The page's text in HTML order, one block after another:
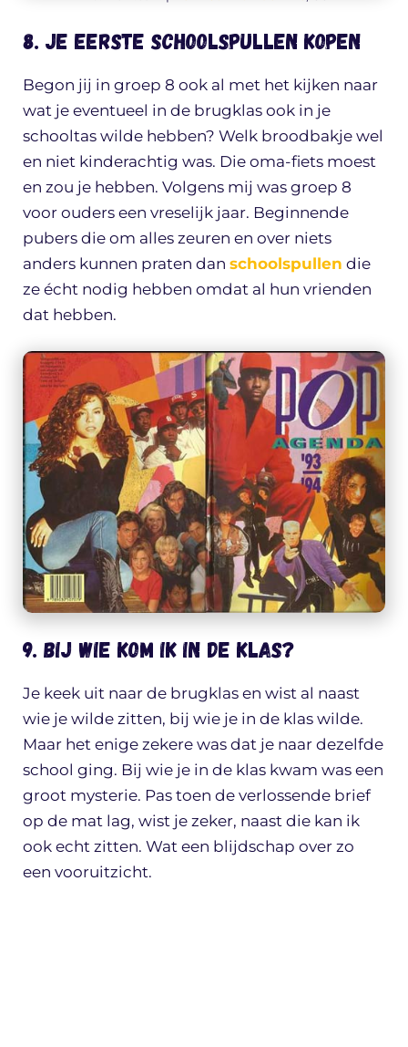
8. Je eerste schoolspullen kopen
Begon jij in groep 8 ook al met het kijken naar
wat je eventueel in de brugklas ook in je
schooltas wilde hebben? Welk broodbakje wel
en niet kinderachtig was. Die oma-fiets moest
en zou je hebben. Volgens mij was groep 8
voor ouders een vreselijk jaar. Beginnende
pubers die om alles zeuren en over niets
anders kunnen praten dan schoolspullen die
ze écht nodig hebben omdat al hun vrienden
dat hebben.
9. Bij wie kom ik in de klas?
Je keek uit naar de brugklas en wist al naast
wie je wilde zitten, bij wie je in de klas wilde.
Maar het enige zekere was dat je naar dezelfde
school ging. Bij wie je in de klas kwam was een
groot mysterie. Pas toen de verlossende brief
op de mat lag, wist je zeker, naast die kan ik
ook echt zitten. Wat een blijdschap over zo
een vooruitzicht.